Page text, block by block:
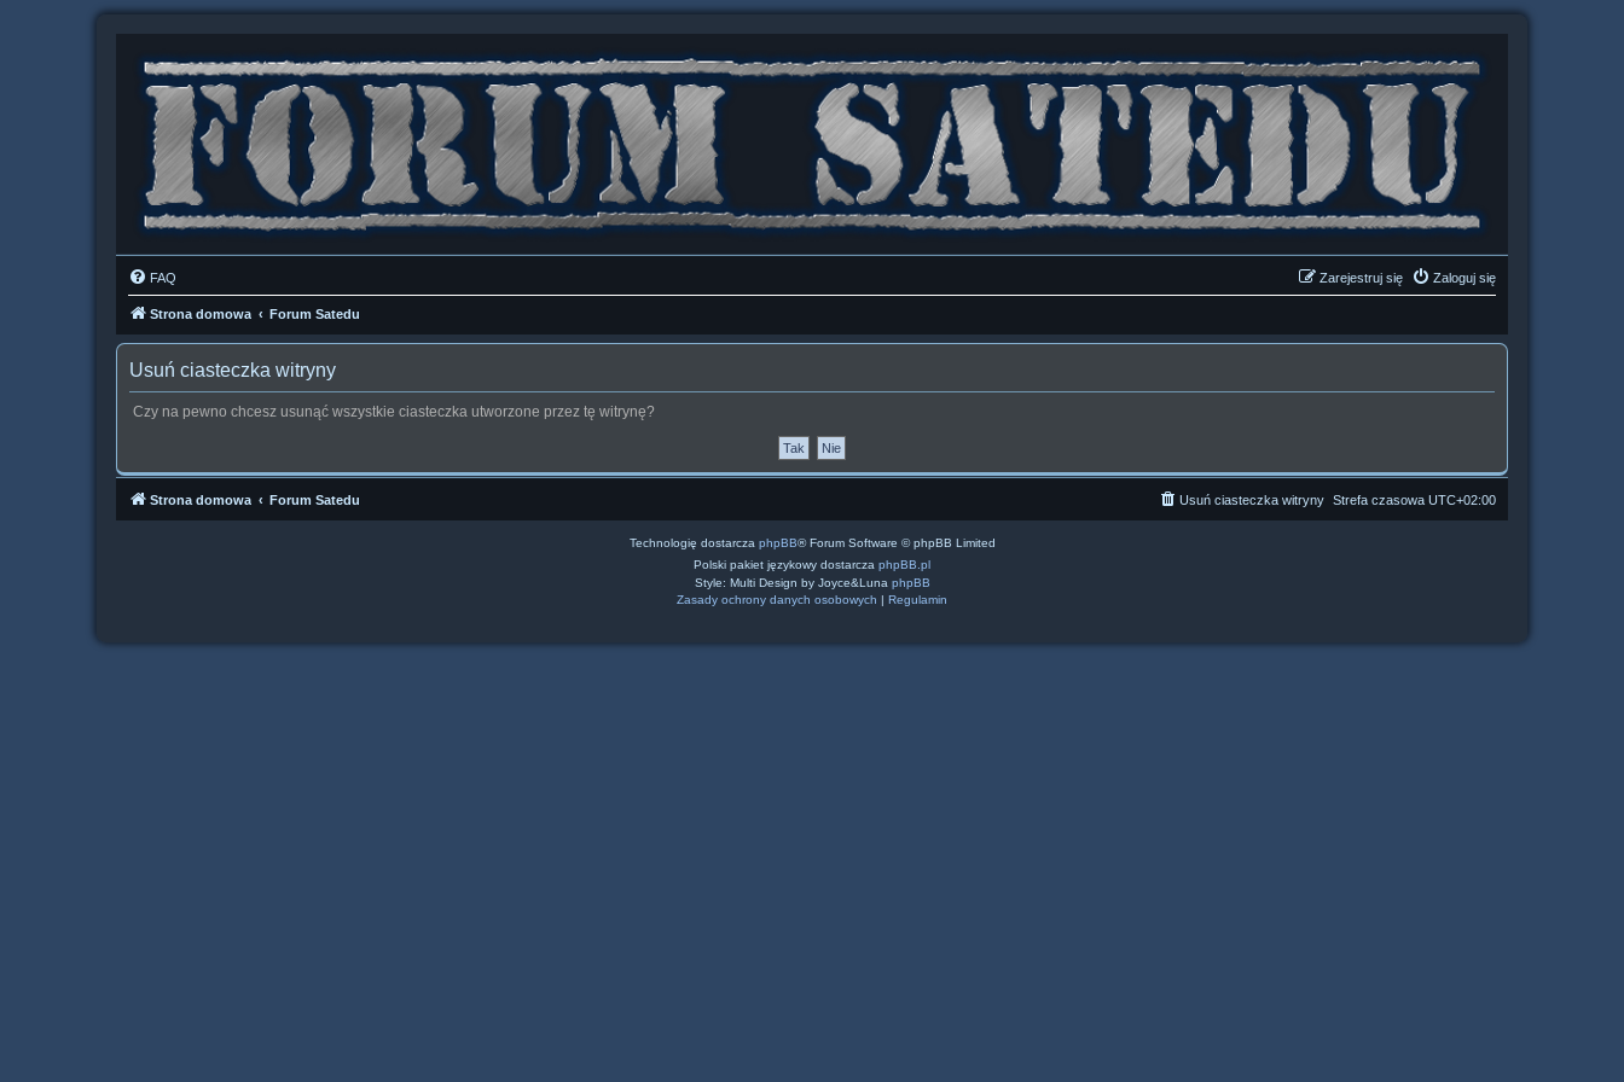
FAQ Zaloguj się
Zarejestruj się
Strona domowa Forum Satedu
Usuń ciasteczka witryny
Czy na pewno chcesz usunąć wszystkie ciasteczka utworzone przez tę witrynę?
Strona domowa Forum Satedu Strefa czasowa UTC+02:00
Usuń ciasteczka witryny
Technologię dostarcza phpBB® Forum Software © phpBB Limited
Polski pakiet językowy dostarcza phpBB.pl
Style: Multi Design by Joyce&Luna phpBB
Zasady ochrony danych osobowych | Regulamin